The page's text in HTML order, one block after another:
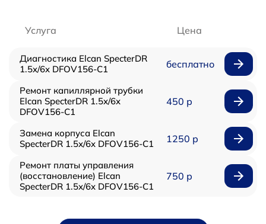
Услуга Цена
Диагностика Elcan SpecterDR
1.5x/6x DFOV156-C1
бесплатно
Ремонт капиллярной трубки
Elcan SpecterDR 1.5x/6x
DFOV156-C1
450 р
Замена корпуса Elcan
SpecterDR 1.5x/6x DFOV156-C1
1250 р
Ремонт платы управления
(восстановление) Elcan
SpecterDR 1.5x/6x DFOV156-C1
750 р